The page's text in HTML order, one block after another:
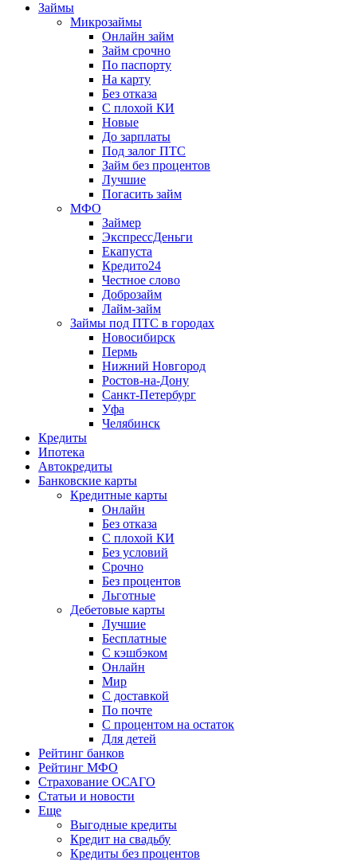
Займы
Микрозаймы
Онлайн займ
Займ срочно
По паспорту
На карту
Без отказа
С плохой КИ
Новые
До зарплаты
Под залог ПТС
Займ без процентов
Лучшие
Погасить займ
МФО
Займер
ЭкспрессДеньги
Екапуста
Кредито24
Честное слово
Доброзайм
Лайм-займ
Займы под ПТС в городах
Новосибирск
Пермь
Нижний Новгород
Ростов-на-Дону
Санкт-Петербург
Уфа
Челябинск
Кредиты
Ипотека
Автокредиты
Банковские карты
Кредитные карты
Онлайн
Без отказа
С плохой КИ
Без условий
Срочно
Без процентов
Льготные
Дебетовые карты
Лучшие
Бесплатные
С кэшбэком
Онлайн
Мир
С доставкой
По почте
С процентом на остаток
Для детей
Рейтинг банков
Рейтинг МФО
Страхование ОСАГО
Статьи и новости
Еще
Выгодные кредиты
Кредит на свадьбу
Кредиты без процентов